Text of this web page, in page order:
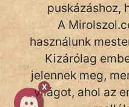
X
puskázáshoz,
A
használunk
Kizárólag
jelennek meg,
világot, ahol az